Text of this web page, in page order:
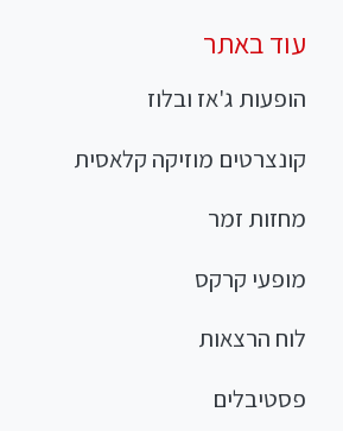
עוד באתר
הופעות ג'אז ובלוז
קונצרטים מוזיקה קלאסית
מחזות זמר
מופעי קרקס
לוח הרצאות
פסטיבלים